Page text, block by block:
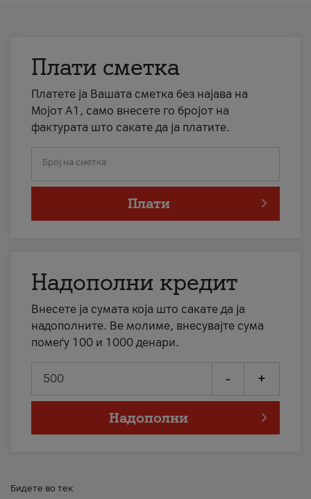
Плати сметка
Платете ја Вашата сметка без најава на
Мојот А1, само внесете го бројот на
фактурата што сакате да ја платите.
Број на сметка
Плати
Надополни кредит
Внесете ја сумата која што сакате да ја
надополните. Ве молиме, внесувајте сума
помеѓу 100 и 1000 денари.
- +
Надополни
Бидете во тек